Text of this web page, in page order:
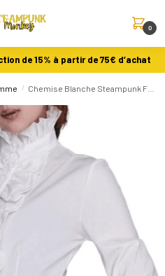
0
de 15% à partir de 75€ d’achat
/ Chemise Blanche Steampunk Femme